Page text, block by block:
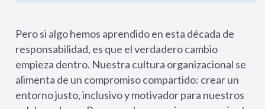
Pero si algo hemos aprendido en esta década de
responsabilidad, es que el verdadero cambio
empieza dentro. Nuestra cultura organizacional se
alimenta de un compromiso compartido: crear un
entorno justo, inclusivo y motivador para nuestros